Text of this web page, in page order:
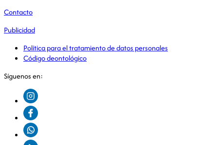
Contacto
Publicidad
Política para el tratamiento de datos personales
Código deontológico
Síguenos en: